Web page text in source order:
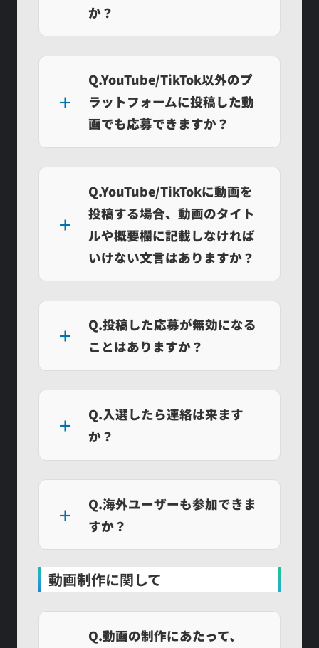
か？
Q.YouTube/TikTok以外のプ
ラットフォームに投稿した動
画でも応募できますか？
Q.YouTube/TikTokに動画を
投稿する場合、動画のタイト
ルや概要欄に記載しなければ
いけない文言はありますか？
Q.投稿した応募が無効になる
ことはありますか？
Q.入選したら連絡は来ます
か？
Q.海外ユーザーも参加できま
すか？
動画制作に関して
Q.動画の制作にあたって、